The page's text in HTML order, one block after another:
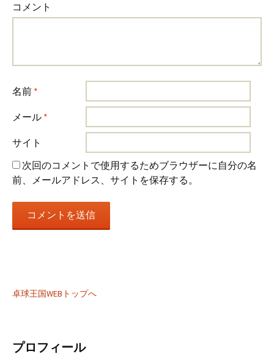
コメント
名前 *
メール *
サイト
次回のコメントで使用するためブラウザーに自分の名
前、メールアドレス、サイトを保存する。
卓球王国WEBトップへ
プロフィール